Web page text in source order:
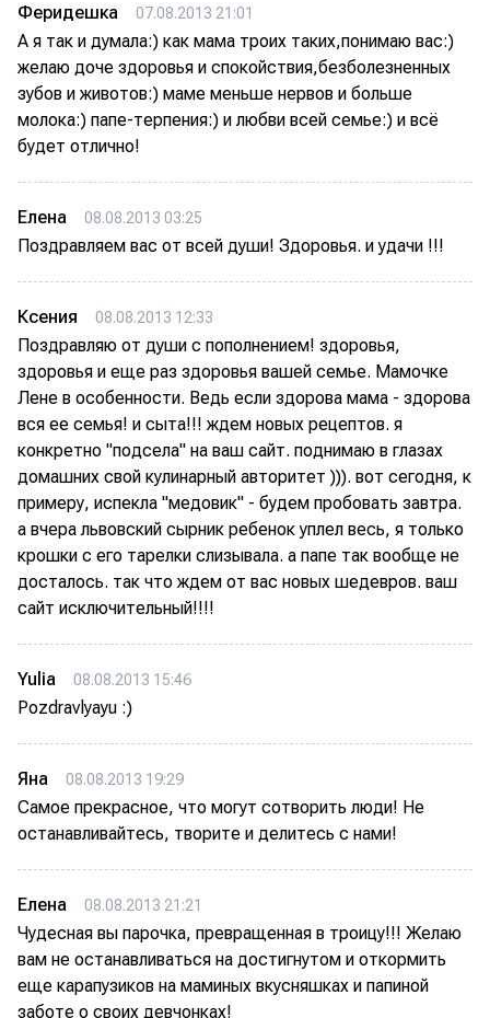
Феридешка 07.08.2013 21:01
А я так и думала:) как мама троих таких,понимаю вас:)
желаю доче здоровья и спокойствия,безболезненных
зубов и животов:) маме меньше нервов и больше
молока:) папе-терпения:) и любви всей семье:) и всё
будет отлично!
Елена 08.08.2013 03:25
Поздравляем вас от всей души! Здоровья. и удачи !!!
Ксения 08.08.2013 12:33
Поздравляю от души с пополнением! здоровья,
здоровья и еще раз здоровья вашей семье. Мамочке
Лене в особенности. Ведь если здорова мама - здорова
вся ее семья! и сыта!!! ждем новых рецептов. я
конкретно "подсела" на ваш сайт. поднимаю в глазах
домашних свой кулинарный авторитет ))). вот сегодня, к
примеру, испекла "медовик" - будем пробовать завтра.
а вчера львовский сырник ребенок уплел весь, я только
крошки с его тарелки слизывала. а папе так вообще не
досталось. так что ждем от вас новых шедевров. ваш
сайт исключительный!!!!
Yulia 08.08.2013 15:46
Pozdravlyayu :)
Яна 08.08.2013 19:29
Самое прекрасное, что могут сотворить люди! Не
останавливайтесь, творите и делитесь с нами!
Елена 08.08.2013 21:21
Чудесная вы парочка, превращенная в троицу!!! Желаю
вам не останавливаться на достигнутом и откормить
еще карапузиков на маминых вкусняшках и папиной
заботе о своих девчонках!